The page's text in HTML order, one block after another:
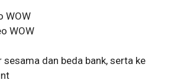
WOW
WOW
sesama dan beda bank, serta ke